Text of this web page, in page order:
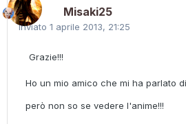
Misaki25
Inviato 1 aprile 2013, 21:25
Grazie!!!
Ho un mio amico che mi ha parlato
però non so se vedere l'anime!!!